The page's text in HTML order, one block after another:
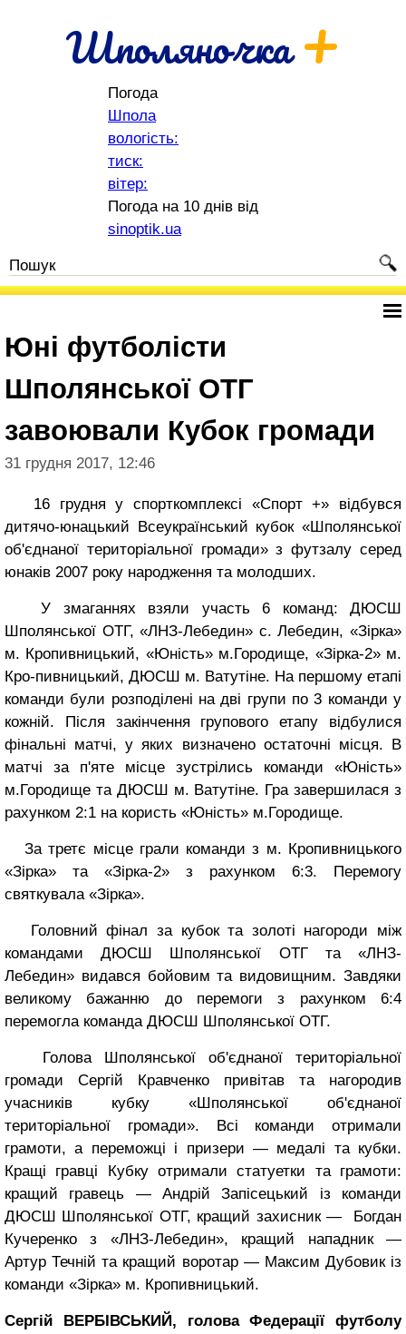
Шполяночка+
Погода
Шпола
вологість:
тиск:
вітер:
Погода на 10 днів від
sinoptik.ua
Юні футболісти
Шполянської ОТГ
завоювали Кубок громади
31 грудня 2017, 12:46
16 грудня у спорткомплексі «Спорт +» відбувся
дитячо-юнацький Всеукраїнський кубок «Шполянської
об'єднаної територіальної громади» з футзалу серед
юнаків 2007 року народження та молодших.
У змаганнях взяли участь 6 команд: ДЮСШ
Шполянської ОТГ, «ЛНЗ-Лебедин» с. Лебедин, «Зірка»
м. Кропивницький, «Юність» м.Городище, «Зірка-2» м.
Кро-пивницький, ДЮСШ м. Ватутіне. На першому етапі
команди були розподілені на дві групи по 3 команди у
кожній. Після закінчення групового етапу відбулися
фінальні матчі, у яких визначено остаточні місця. В
матчі за п'яте місце зустрілись команди «Юність»
м.Городище та ДЮСШ м. Ватутіне. Гра завершилася з
рахунком 2:1 на користь «Юність» м.Городище.
За третє місце грали команди з м. Кропивницького
«Зірка» та «Зірка-2» з рахунком 6:3. Перемогу
святкувала «Зірка».
Головний фінал за кубок та золоті нагороди між
командами ДЮСШ Шполянської ОТГ та «ЛНЗ-
Лебедин» видався бойовим та видовищним. Завдяки
великому бажанню до перемоги з рахунком 6:4
перемогла команда ДЮСШ Шполянської ОТГ.
Голова Шполянської об'єднаної територіальної
громади Сергій Кравченко привітав та нагородив
учасників кубку «Шполянської об'єднаної
територіальної громади». Всі команди отримали
грамоти, а переможці і призери — медалі та кубки.
Кращі гравці Кубку отримали статуетки та грамоти:
кращий гравець — Андрій Запісецький із команди
ДЮСШ Шполянської ОТГ, кращий захисник — Богдан
Кучеренко з «ЛНЗ-Лебедин», кращий нападник —
Артур Течній та кращий воротар — Максим Дубовик із
команди «Зірка» м. Кропивницький.
Сергій ВЕРБІВСЬКИЙ, голова Федерації футболу